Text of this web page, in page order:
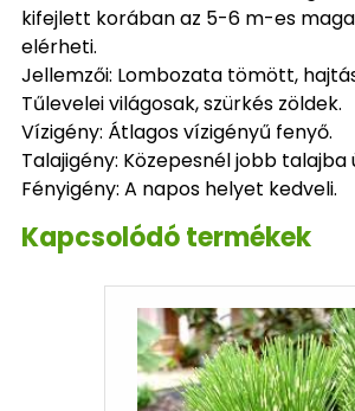
kifejlett korában az 5-6 m-es
elérheti.
Jellemzői: Lombozata tömött,
Tűlevelei világosak, szürkés zöldek.
Vízigény: Átlagos vízigényű fenyő.
Talajigény: Közepesnél jobb talajba
Fényigény: A napos helyet kedveli.
Kapcsolódó termékek